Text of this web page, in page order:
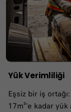
Yük Verimliliği
Eşsiz bir iş
17m³'e kadar yük